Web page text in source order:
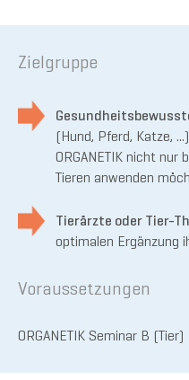
Zielgruppe
(Hund, Pferd, Katze,
ORGANETIK nicht nur
Tieren anwenden
Tierärzte oder Tier-
optimalen Ergänzung
Voraussetzungen
ORGANETIK Seminar B (Tier)